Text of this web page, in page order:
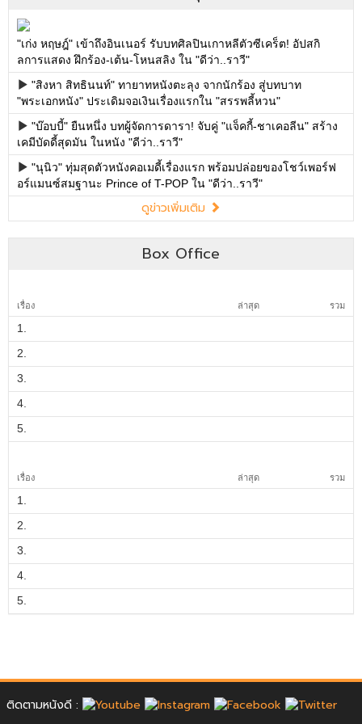
"เก่ง หฤษฎ์" เข้าถึงอินเนอร์ รับบทศิลปินเกาหลีตัวซีเคร็ต! อัปสกิ
ลการแสดง ฝึกร้อง-เต้น-โหนสลิง ใน "ดีว่า..ราวี"
"สิงหา สิทธินนท์" ทายาทหนังตะลุง จากนักร้อง สู่บทบาท
"พระเอกหนัง" ประเดิมจอเงินเรื่องแรกใน "สรรพลี้หวน"
"บ๊อบบี้" ยืนหนึ่ง บทผู้จัดการดารา! จับคู่ "แจ็คกี้-ชาเคอลีน" สร้าง
เคมีบัดดี้สุดมัน ในหนัง "ดีว่า..ราวี"
"นุนิว" ทุ่มสุดตัวหนังคอเมดี้เรื่องแรก พร้อมปล่อยของโชว์เพอร์ฟ
อร์แมนซ์สมฐานะ Prince of T-POP ใน "ดีว่า..ราวี"
ดูข่าวเพิ่มเติม
Box Office
เรื่อง ล่าสุด รวม
1.
2.
3.
4.
5.
เรื่อง ล่าสุด รวม
1.
2.
3.
4.
5.
ติดตามหนังดี :